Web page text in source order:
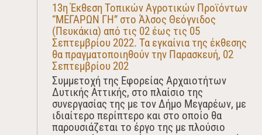
13η Έκθεση Τοπικών Αγροτικών Προϊόντων
“ΜΕΓΑΡΩΝ ΓΗ” στο Άλσος Θεόγνιδος
(Πευκάκια) από τις 02 έως τις 05
Σεπτεμβρίου 2022. Τα εγκαίνια της έκθεσης
θα πραγματοποιηθούν την Παρασκευή, 02
Σεπτεμβρίου 202
Συμμετοχή της Εφορείας Αρχαιοτήτων
Δυτικής Αττικής, στο πλαίσιο της
συνεργασίας της με τον Δήμο Μεγαρέων, με
ιδιαίτερο περίπτερο και στο οποίο θα
παρουσιάζεται το έργο της με πλούσιο